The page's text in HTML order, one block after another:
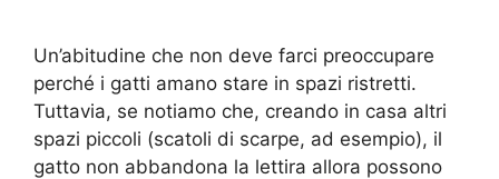
Un’abitudine che non deve farci preoccupare
perché i gatti amano stare in spazi ristretti.
Tuttavia, se notiamo che, creando in casa altri
spazi piccoli (scatoli di scarpe, ad esempio), il
gatto non abbandona la lettira allora possono